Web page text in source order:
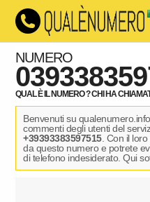
NUMERO
QUAL È IL NUMERO ? CHI HA
Benvenuti su
commenti degli utenti del
+39393383597515. Con il
da questo numero e potrete
di telefono indesiderato. Qui